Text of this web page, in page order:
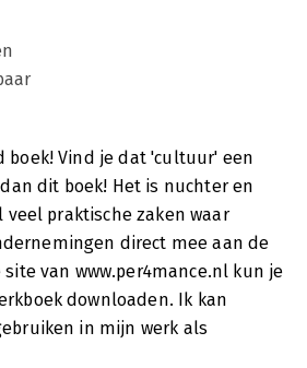
boek! Vind je dat 'cultuur' een
dit boek! Het is nuchter en
praktische zaken waar
direct mee aan de
van www.per4mance.nl kun je
downloaden. Ik kan
in mijn werk als